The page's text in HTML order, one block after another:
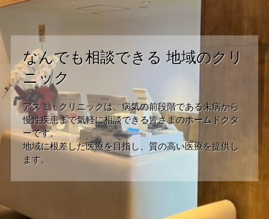
なんでも相談できる 地域のクリ
ニック
アスミ・クリニックは、病気の前段階である未病から
慢性疾患まで気軽に相談できる皆さまのホームドクタ
ーです。
地域に根差した医療を目指し、質の高い医療を提供し
ます。